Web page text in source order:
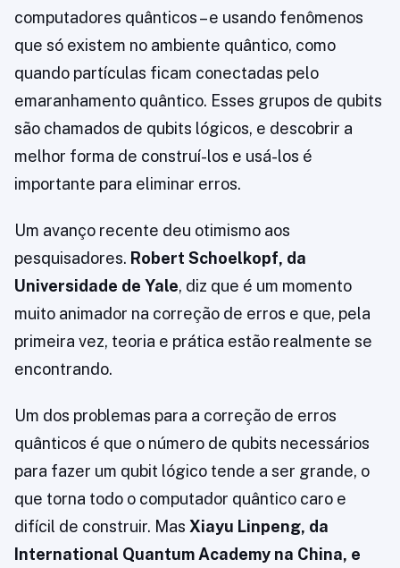
computadores quânticos – e usando fenômenos
que só existem no ambiente quântico, como
quando partículas ficam conectadas pelo
emaranhamento quântico. Esses grupos de qubits
são chamados de qubits lógicos, e descobrir a
melhor forma de construí-los e usá-los é
importante para eliminar erros.
Um avanço recente deu otimismo aos
pesquisadores. Robert Schoelkopf, da
Universidade de Yale, diz que é um momento
muito animador na correção de erros e que, pela
primeira vez, teoria e prática estão realmente se
encontrando.
Um dos problemas para a correção de erros
quânticos é que o número de qubits necessários
para fazer um qubit lógico tende a ser grande, o
que torna todo o computador quântico caro e
difícil de construir. Mas Xiayu Linpeng, da
International Quantum Academy na China, e